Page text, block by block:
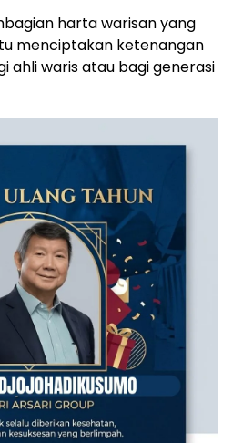
harta warisan yang
menciptakan ketenangan
ahli waris atau bagi generasi